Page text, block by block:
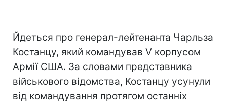
Йдеться про генерал-лейтенанта Чарльза
Костанцу, який командував V корпусом
Армії США. За словами представника
військового відомства, Костанцу усунули
від командування протягом останніх